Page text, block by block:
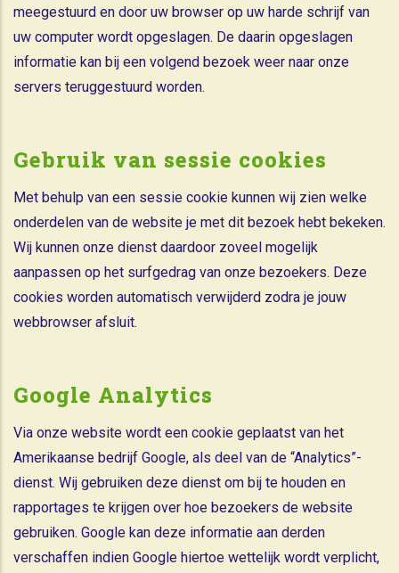
meegestuurd en door uw browser op uw harde schrijf van
uw computer wordt opgeslagen. De daarin opgeslagen
informatie kan bij een volgend bezoek weer naar onze
servers teruggestuurd worden.
Gebruik van sessie cookies
Met behulp van een sessie cookie kunnen wij zien welke
onderdelen van de website je met dit bezoek hebt bekeken.
Wij kunnen onze dienst daardoor zoveel mogelijk
aanpassen op het surfgedrag van onze bezoekers. Deze
cookies worden automatisch verwijderd zodra je jouw
webbrowser afsluit.
Google Analytics
Via onze website wordt een cookie geplaatst van het
Amerikaanse bedrijf Google, als deel van de “Analytics”-
dienst. Wij gebruiken deze dienst om bij te houden en
rapportages te krijgen over hoe bezoekers de website
gebruiken. Google kan deze informatie aan derden
verschaffen indien Google hiertoe wettelijk wordt verplicht,